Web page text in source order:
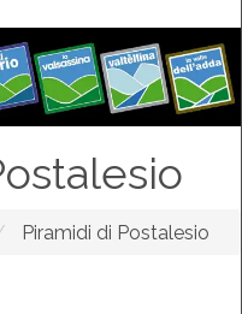
Piramidi di Postalesio